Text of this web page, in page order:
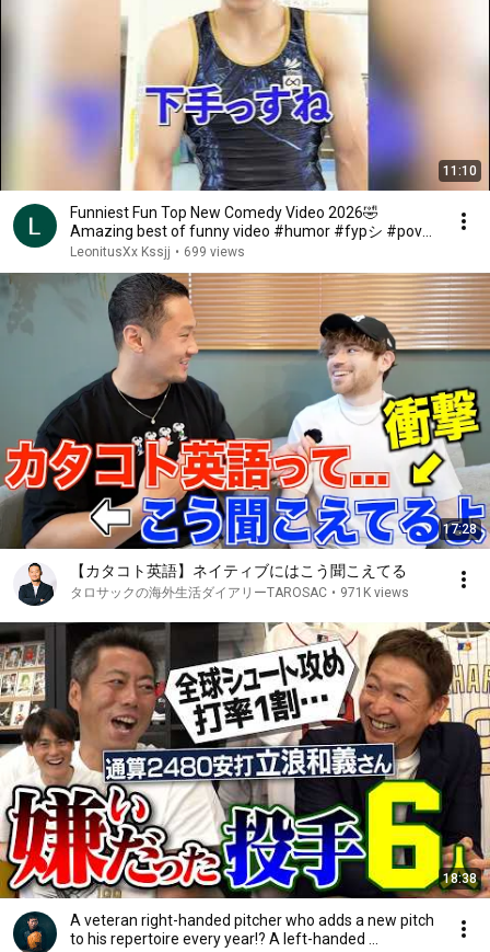
11:10
Funniest Fun Top New Comedy Video 2026🤣
Amazing best of funny video #humor #fypシ #pov
#fyp #foryou 😍😜
LeonitusXx Kssjj • 699 views
17:28
【カタコト英語】ネイティブにはこう聞こえてる
タロサックの海外生活ダイアリーTAROSAC • 971K views
18:38
A veteran right-handed pitcher who adds a new pitch
to his repertoire every year!? A left-handed ...